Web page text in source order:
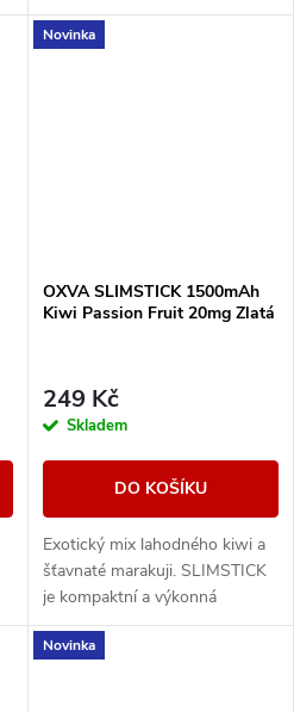
Novinka
OXVA SLIMSTICK 1500mAh
Kiwi Passion Fruit 20mg Zlatá
249 Kč
Skladem
DO KOŠÍKU
Exotický mix lahodného kiwi a
šťavnaté marakuji. SLIMSTICK
je kompaktní a výkonná
elektronická cigareta s
předplněnou cartridgí o objemu
Novinka